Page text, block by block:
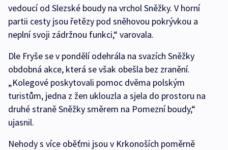
vedoucí od Slezské boudy na vrchol Sněžky. V horní
partii cesty jsou řetězy pod sněhovou pokrývkou a
neplní svoji zádržnou funkci,“ varovala.
Dle Fryše se v pondělí odehrála na svazích Sněžky
obdobná akce, která se však obešla bez zranění.
„Kolegové poskytovali pomoc dvěma polským
turistům, jedna z žen uklouzla a sjela do prostoru na
druhé straně Sněžky směrem na Pomezní boudy,“
ujasnil.
Nehody s více oběťmi jsou v Krkonoších poměrně